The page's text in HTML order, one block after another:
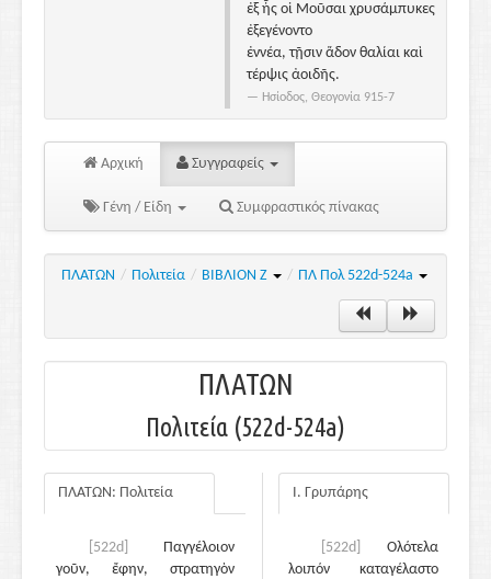
ἐξ ἧς οἱ Μοῦσαι χρυσάμπυκες
ἐξεγένοντο
ἐννέα, τῇσιν ἅδον θαλίαι καὶ
τέρψις ἀοιδῆς.
Ησίοδος, Θεογονία 915-7
Αρχική Συγγραφείς
Γένη / Είδη Συμφραστικός πίνακας
ΠΛΑΤΩΝ / Πολιτεία / ΒΙΒΛΙΟΝ Ζ / ΠΛ Πολ 522d-524a
ΠΛΑΤΩΝ
Πολιτεία (522d-524a)
ΠΛΑΤΩΝ: Πολιτεία
[522d]
Παγγέλοιον
γοῦν, ἔφην, στρατηγὸν
Ι. Γρυπάρης
[522d]
Ολότελα
λοιπόν καταγέλαστο